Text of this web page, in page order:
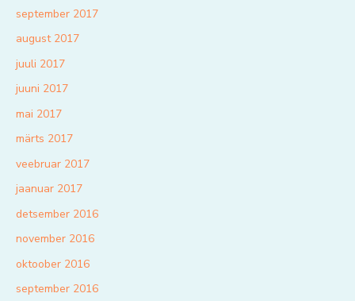
september 2017
august 2017
juuli 2017
juuni 2017
mai 2017
märts 2017
veebruar 2017
jaanuar 2017
detsember 2016
november 2016
oktoober 2016
september 2016